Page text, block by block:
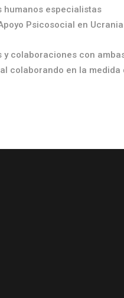
humanos especialistas
Psicosocial en Ucrania
colaboraciones con
colaborando en la